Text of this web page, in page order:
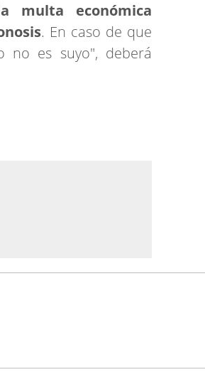
multa económica
. En caso de que
no es suyo", deberá